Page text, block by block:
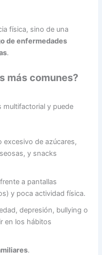
física, sino de una
de enfermedades
.
más comunes?
multifactorial y puede
excesivo de azúcares,
y snacks
a pantallas
y poca actividad física.
depresión, bullying o
en los hábitos
.